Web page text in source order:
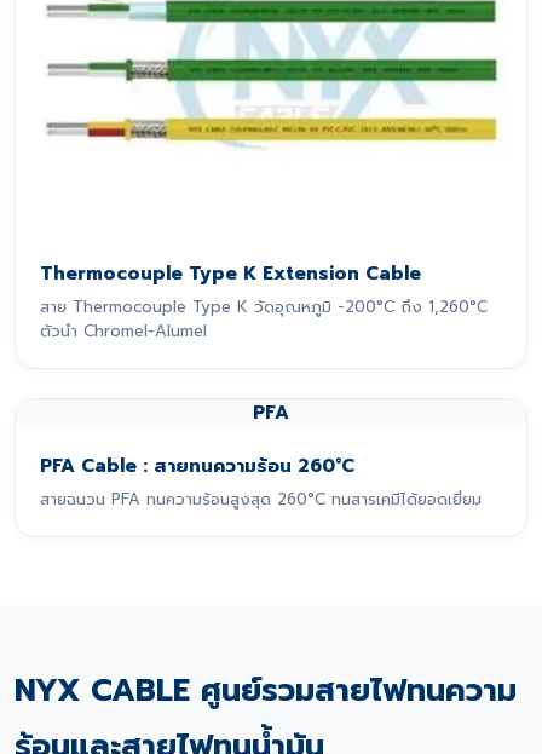
Thermocouple Type K Extension Cable
สาย Thermocouple Type K วัดอุณหภูมิ -200°C ถึง 1,260°C
ตัวนำ Chromel-Alumel
PFA
PFA Cable : สายทนความร้อน 260°C
สายฉนวน PFA ทนความร้อนสูงสุด 260°C ทนสารเคมีได้ยอดเยี่ยม
NYX CABLE ศูนย์รวมสายไฟทนความ